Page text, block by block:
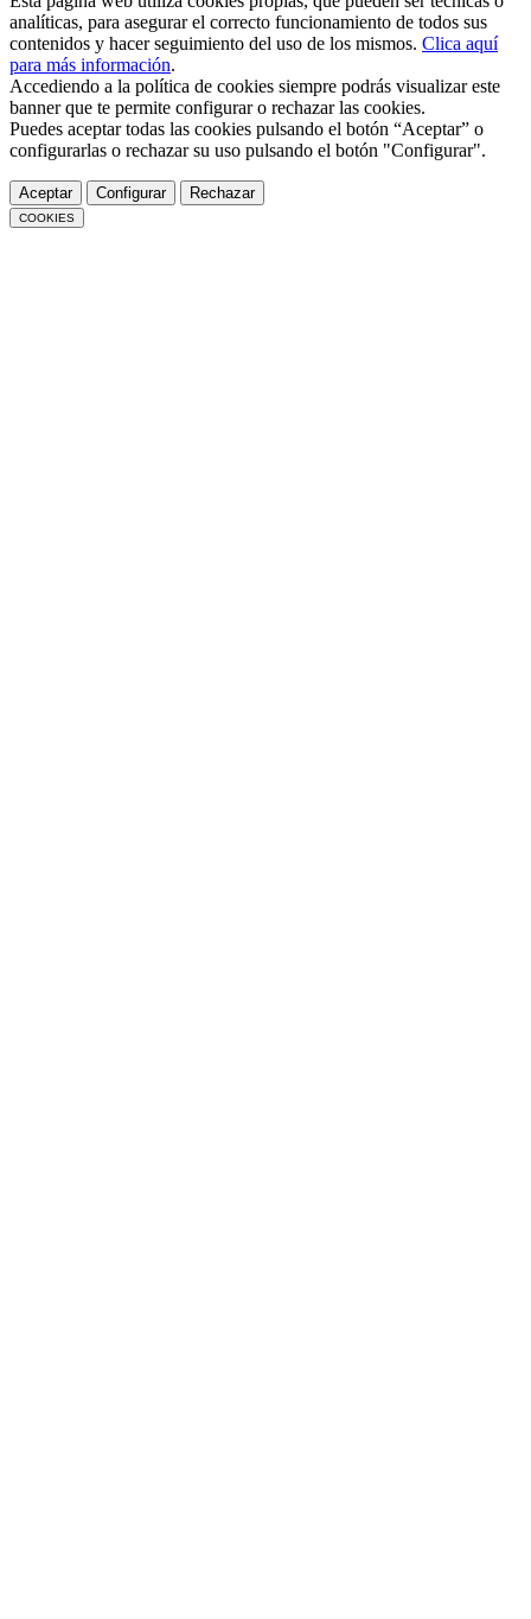
analíticas, para asegurar el correcto funcionamiento de todos sus
contenidos y hacer seguimiento del uso de los mismos. Clica aquí
para más información.
Accediendo a la política de cookies siempre podrás visualizar este
banner que te permite configurar o rechazar las cookies.
Puedes aceptar todas las cookies pulsando el botón “Aceptar” o
configurarlas o rechazar su uso pulsando el botón "Configurar".
Aceptar Configurar Rechazar
COOKIES